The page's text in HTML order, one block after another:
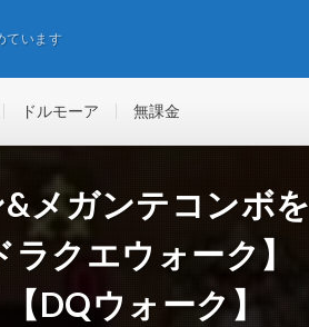
ています
ドルモーア 無課金
メガンテコンボを
クエウォーク】
DQウォーク】